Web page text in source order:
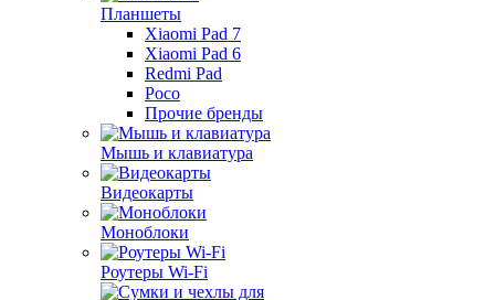
Планшеты
Xiaomi Pad 7
Xiaomi Pad 6
Redmi Pad
Poco
Прочие бренды
Мышь и клавиатура
Видеокарты
Моноблоки
Роутеры Wi-Fi